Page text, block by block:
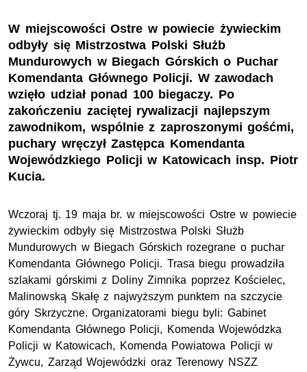
W miejscowości Ostre w powiecie żywieckim
odbyły się Mistrzostwa Polski Służb
Mundurowych w Biegach Górskich o Puchar
Komendanta Głównego Policji. W zawodach
wzięło udział ponad 100 biegaczy. Po
zakończeniu zaciętej rywalizacji najlepszym
zawodnikom, wspólnie z zaproszonymi gośćmi,
puchary wręczył Zastępca Komendanta
Wojewódzkiego Policji w Katowicach insp. Piotr
Kucia.
Wczoraj tj. 19 maja br. w miejscowości Ostre w powiecie
żywieckim odbyły się Mistrzostwa Polski Służb
Mundurowych w Biegach Górskich rozegrane o puchar
Komendanta Głównego Policji. Trasa biegu prowadziła
szlakami górskimi z Doliny Zimnika poprzez Kościelec,
Malinowską Skałę z najwyższym punktem na szczycie
góry Skrzyczne. Organizatorami biegu byli: Gabinet
Komendanta Głównego Policji, Komenda Wojewódzka
Policji w Katowicach, Komenda Powiatowa Policji w
Żywcu, Zarząd Wojewódzki oraz Terenowy NSZZ